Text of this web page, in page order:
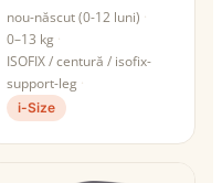
nou-născut (0-12 luni)
0–13 kg
ISOFIX / centură / isofix-
support-leg
i-Size